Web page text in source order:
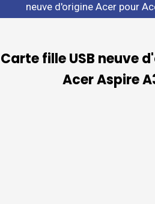
neuve d'origine Acer pour
Carte fille USB neuve
Acer Aspire